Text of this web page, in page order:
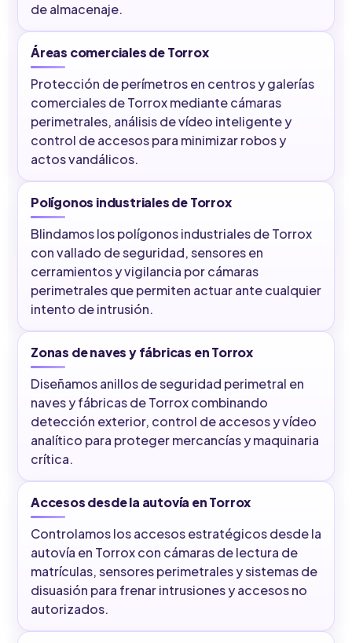
de almacenaje.
Áreas comerciales de Torrox
Protección de perímetros en centros y galerías
comerciales de Torrox mediante cámaras
perimetrales, análisis de vídeo inteligente y
control de accesos para minimizar robos y
actos vandálicos.
Polígonos industriales de Torrox
Blindamos los polígonos industriales de Torrox
con vallado de seguridad, sensores en
cerramientos y vigilancia por cámaras
perimetrales que permiten actuar ante cualquier
intento de intrusión.
Zonas de naves y fábricas en Torrox
Diseñamos anillos de seguridad perimetral en
naves y fábricas de Torrox combinando
detección exterior, control de accesos y vídeo
analítico para proteger mercancías y maquinaria
crítica.
Accesos desde la autovía en Torrox
Controlamos los accesos estratégicos desde la
autovía en Torrox con cámaras de lectura de
matrículas, sensores perimetrales y sistemas de
disuasión para frenar intrusiones y accesos no
autorizados.